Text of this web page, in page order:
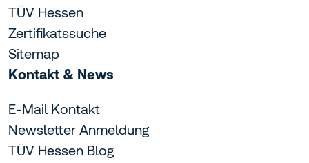
TÜV Hessen
Zertifikatssuche
Sitemap
Kontakt & News
E-Mail Kontakt
Newsletter Anmeldung
TÜV Hessen Blog